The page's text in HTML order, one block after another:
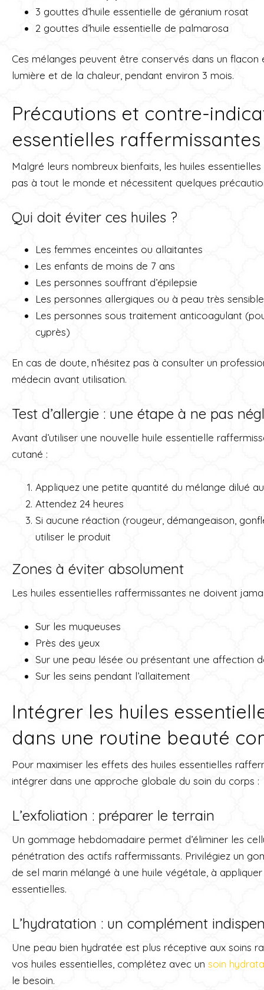
3 gouttes d’huile essentielle de géranium rosat
2 gouttes d’huile essentielle de palmarosa
Ces mélanges peuvent être conservés dans un flacon
lumière et de la chaleur, pendant environ 3 mois.
Précautions et contre-
essentielles raffermissantes
Malgré leurs nombreux bienfaits, les huiles
pas à tout le monde et nécessitent quelques
Qui doit éviter ces huiles ?
Les femmes enceintes ou allaitantes
Les enfants de moins de 7 ans
Les personnes souffrant d’épilepsie
Les personnes allergiques ou à peau très sensible
Les personnes sous traitement anticoagulant
cyprès)
En cas de doute, n’hésitez pas à consulter un
médecin avant utilisation.
Test d’allergie : une étape à ne pas
Avant d’utiliser une nouvelle huile essentielle
cutané :
Appliquez une petite quantité du mélange dilué
Attendez 24 heures
Si aucune réaction (rougeur, démangeaison,
utiliser le produit
Zones à éviter absolument
Les huiles essentielles raffermissantes ne doivent
Sur les muqueuses
Près des yeux
Sur une peau lésée ou présentant une affection
Sur les seins pendant l’allaitement
Intégrer les huiles
dans une routine beauté
Pour maximiser les effets des huiles essentielles
intégrer dans une approche globale du soin du corps :
L’exfoliation : préparer le terrain
Un gommage hebdomadaire permet d’éliminer les
pénétration des actifs raffermissants. Privilégiez un
de sel marin mélangé à une huile végétale, à
essentielles.
L’hydratation : un complément
Une peau bien hydratée est plus réceptive aux soins
vos huiles essentielles, complétez avec un soin
le besoin.